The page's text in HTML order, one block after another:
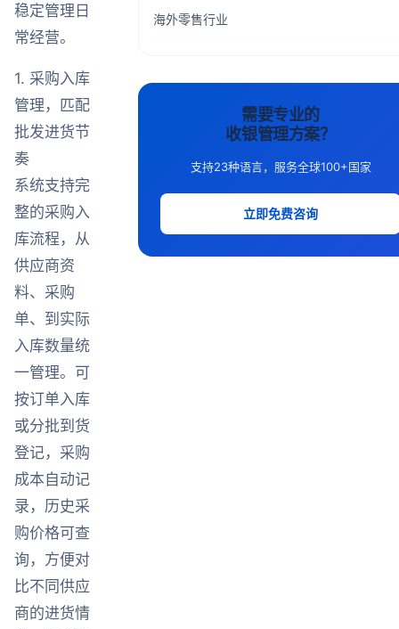
稳定管理日
常经营。
1. 采购入库
管理，匹配
批发进货节
奏
系统支持完
整的采购入
库流程，从
供应商资
料、采购
单、到实际
入库数量统
一管理。可
按订单入库
或分批到货
登记，采购
成本自动记
录，历史采
购价格可查
询，方便对
比不同供应
商的进货情
海外零售行业
需要专业的
收银管理方案？
支持23种语言，服务全球100+国家
立即免费咨询